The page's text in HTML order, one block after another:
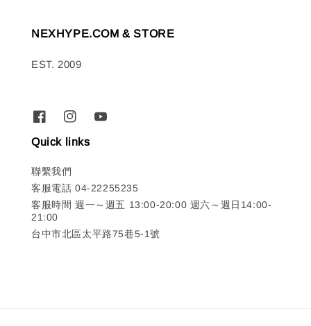
NEXHYPE.COM & STORE
EST. 2009
Quick links
聯繫我們
客服電話 04-22255235
客服時間 週一～週五 13:00-20:00 週六～週日14:00-
21:00
台中市北區太平路75巷5-1號